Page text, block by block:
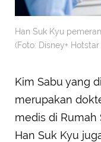
Han Suk Kyu
(Foto: Disney+
Kim Sabu yang
merupakan
medis di Rumah
Han Suk Kyu